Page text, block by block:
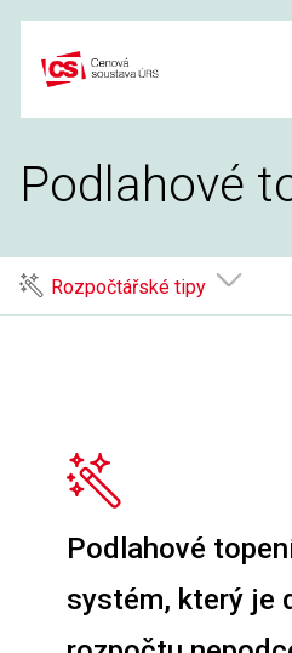
obsah
Podlahové
Rozpočtářské tipy
Podlahové
systém, který je